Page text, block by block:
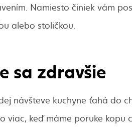
Namiesto činiek vám
alebo stoličkou.
sa zdravšie
návšteve kuchyne ťahá do
viac, keď máme poruke